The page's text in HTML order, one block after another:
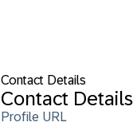
Contact Details
Contact Details
Profile URL